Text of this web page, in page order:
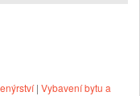
| Vybavení bytu a